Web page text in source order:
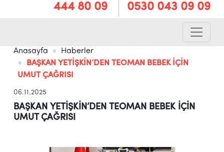
444 80 09 0530 043 09 09
Anasayfa
Haberler
BAŞKAN YETİŞKİN’DEN TEOMAN BEBEK İÇİN
UMUT ÇAĞRISI
06.11.2025
BAŞKAN YETİŞKİN’DEN TEOMAN BEBEK İÇİN
UMUT ÇAĞRISI